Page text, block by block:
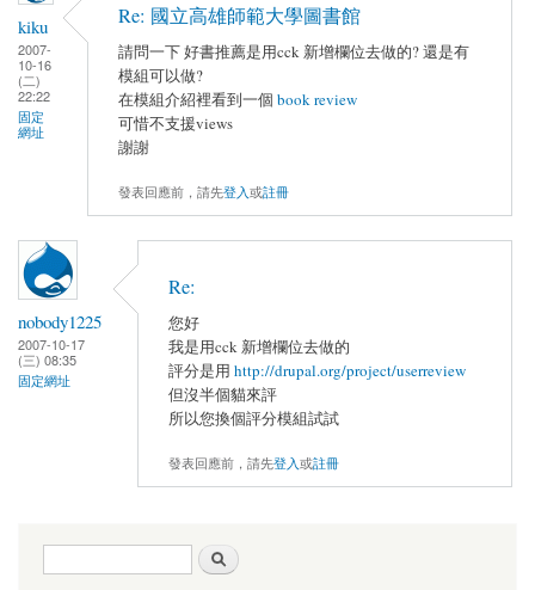
kiku
2007-
10-16
(二)
22:22
固定
網址
Re: 國立高雄師範大學圖書館
請問一下 好書推薦是用cck 新增欄位去做的? 還是有
模組可以做?
在模組介紹裡看到一個 book review
可惜不支援views
謝謝
發表回應前，請先登入或註冊
nobody1225
2007-10-17
(三) 08:35
固定網址
Re:
您好
我是用cck 新增欄位去做的
評分是用 http://drupal.org/project/userreview
但沒半個貓來評
所以您換個評分模組試試
發表回應前，請先登入或註冊
搜尋表單